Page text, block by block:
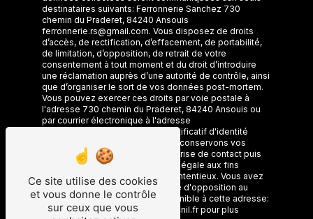
destinataires suivants: Ferronnerie Sanchez 730
chemin du Praderet, 84240 Ansouis
ferronnerie.rs@gmail.com. Vous disposez de droits
d’accès, de rectification, d’effacement, de portabilité,
de limitation, d’opposition, de retrait de votre
consentement à tout moment et du droit d’introduire
une réclamation auprès d’une autorité de contrôle, ainsi
que d’organiser le sort de vos données post-mortem.
Vous pouvez exercer ces droits par voie postale à
l'adresse 730 chemin du Praderet, 84240 Ansouis ou
par courrier électronique à l'adresse
ferronnerie.rs@gmail.com. Un justificatif d'identité
pourra vous être demandé. Nous conservons vos
données pendant la période de prise de contact puis
pendant la durée de prescription légale aux fins
probatoires et de gestion des contentieux. Vous avez
le droit de vous inscrire sur la liste d'opposition au
démarchage téléphonique, disponible à cette adresse:
Bloctel.gouv.fr. Consultez le site cnil.fr pour plus
Ce site utilise des cookies
et vous donne le contrôle
sur ceux que vous